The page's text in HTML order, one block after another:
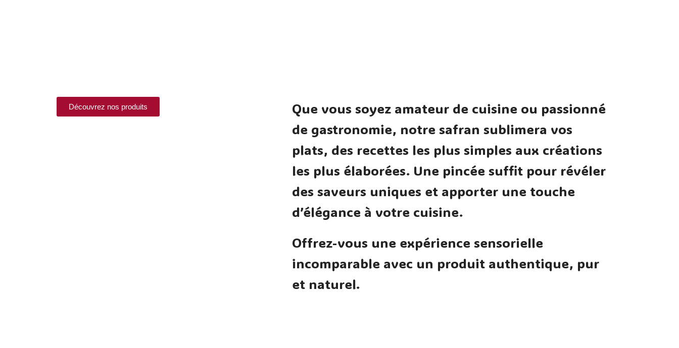
Découvrez nos produits
Que vous soyez amateur de cuisine ou passionné
de gastronomie, notre safran sublimera vos
plats, des recettes les plus simples aux créations
les plus élaborées. Une pincée suffit pour révéler
des saveurs uniques et apporter une touche
d’élégance à votre cuisine.
Offrez-vous une expérience sensorielle
incomparable avec un produit authentique, pur
et naturel.